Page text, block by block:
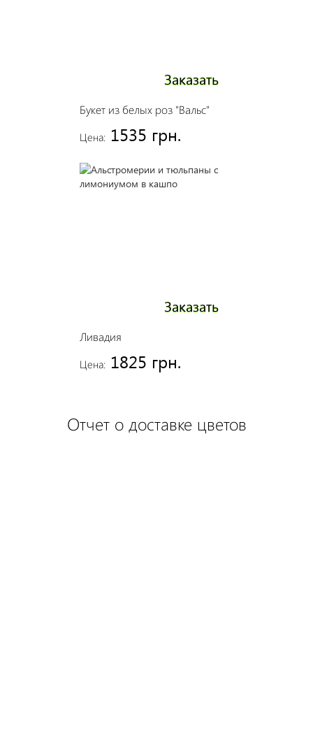
Букет из белых роз "Вальс"
Цена: 1535 грн.
Заказать
Ливадия
Цена: 1825 грн.
Заказать
Отчет о доставке цветов